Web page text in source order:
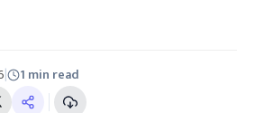
| 1 min read